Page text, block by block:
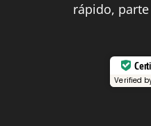
rápido,
Verified